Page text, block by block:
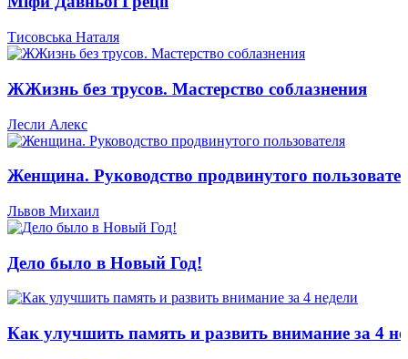
Тисовська Наталя
ЖЖизнь без трусов. Мастерство соблазнения
Лесли Алекс
Женщина. Руководство продвинутого
Львов Михаил
Дело было в Новый Год!
Как улучшить память и развить внимание за 4